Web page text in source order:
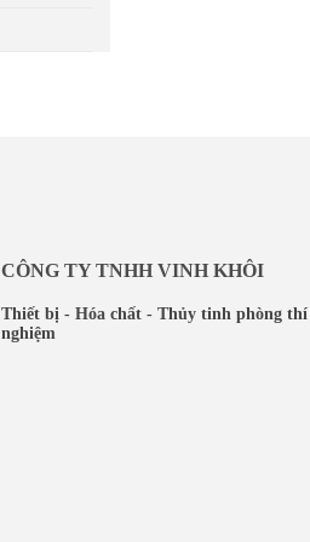
CÔNG TY TNHH VINH KHÔI
Thiết bị - Hóa chất - Thủy tinh phòng thí
nghiệm